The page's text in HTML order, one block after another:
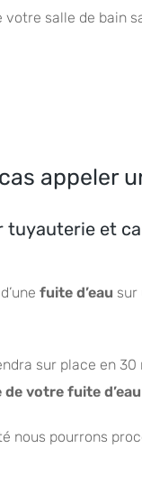
salle de bain
appeler
tuyauterie et
fuite d’eau sur
sur place en
votre fuite d’eau
nous pourrons